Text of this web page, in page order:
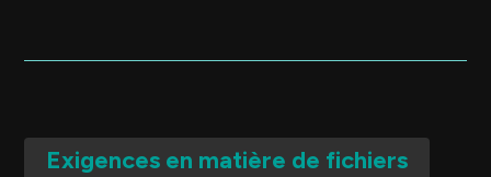
Exigences en matière de fichiers